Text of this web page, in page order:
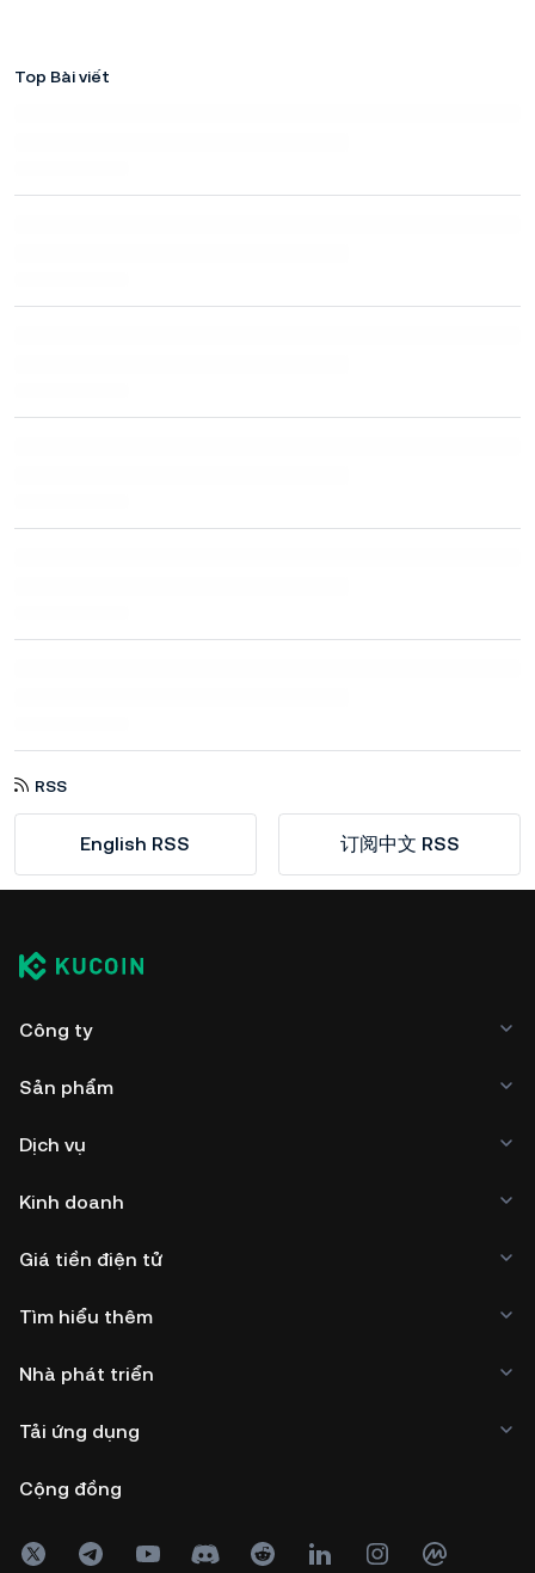
Top Bài viết
RSS
English RSS 订阅中文 RSS
Công ty
Sản phẩm
Dịch vụ
Kinh doanh
Giá tiền điện tử
Tìm hiểu thêm
Nhà phát triển
Tải ứng dụng
Cộng đồng